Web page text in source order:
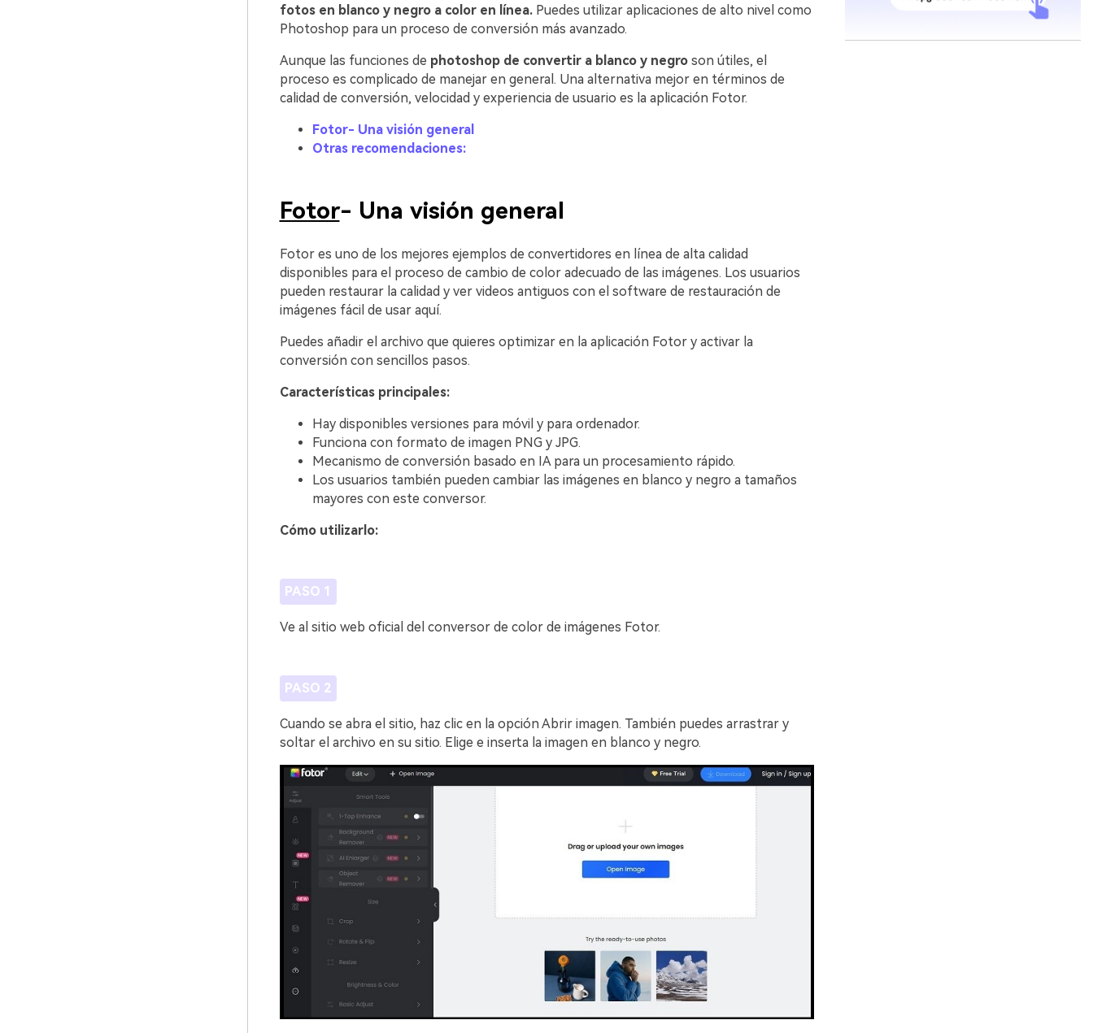
fotos en blanco y negro a color en línea. Puedes utilizar aplicaciones de alto nivel como
Photoshop para un proceso de conversión más avanzado.
Aunque las funciones de photoshop de convertir a blanco y negro son útiles, el
proceso es complicado de manejar en general. Una alternativa mejor en términos de
calidad de conversión, velocidad y experiencia de usuario es la aplicación Fotor.
Fotor- Una visión general
Otras recomendaciones:
Fotor- Una visión general
Fotor es uno de los mejores ejemplos de convertidores en línea de alta calidad
disponibles para el proceso de cambio de color adecuado de las imágenes. Los usuarios
pueden restaurar la calidad y ver videos antiguos con el software de restauración de
imágenes fácil de usar aquí.
Puedes añadir el archivo que quieres optimizar en la aplicación Fotor y activar la
conversión con sencillos pasos.
Características principales:
Hay disponibles versiones para móvil y para ordenador.
Funciona con formato de imagen PNG y JPG.
Mecanismo de conversión basado en IA para un procesamiento rápido.
Los usuarios también pueden cambiar las imágenes en blanco y negro a tamaños
mayores con este conversor.
Cómo utilizarlo:
PASO 1
Ve al sitio web oficial del conversor de color de imágenes Fotor.
PASO 2
Cuando se abra el sitio, haz clic en la opción Abrir imagen. También puedes arrastrar y
soltar el archivo en su sitio. Elige e inserta la imagen en blanco y negro.